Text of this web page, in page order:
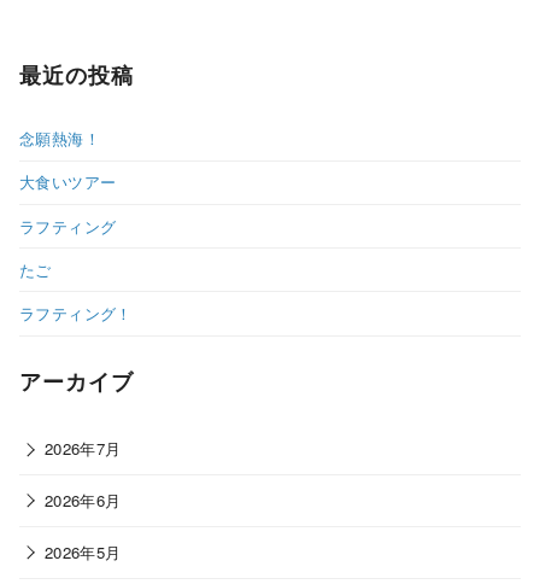
最近の投稿
念願熱海！
大食いツアー
ラフティング
たご
ラフティング！
アーカイブ
2026年7月
2026年6月
2026年5月